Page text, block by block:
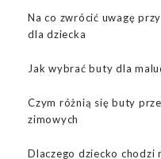
Na co zwrócić uwagę
dla dziecka
Jak wybrać buty dla
Czym różnią się buty
zimowych
Dlaczego dziecko chodzi